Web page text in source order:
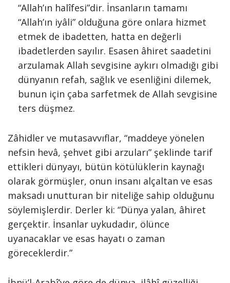
“Allah’ın halîfesi”dir. İnsanların tamamı
“Allah’ın iyâli” olduğuna göre onlara hizmet
etmek de ibadetten, hatta en değerli
ibadetlerden sayılır. Esasen âhiret saadetini
arzulamak Allah sevgisine aykırı olmadığı gibi
dünyanın refah, sağlık ve esenliğini dilemek,
bunun için çaba sarfetmek de Allah sevgisine
ters düşmez.
Zâhidler ve mutasavvıflar, “maddeye yönelen
nefsin hevâ, şehvet gibi arzuları” şeklinde tarif
ettikleri dünyayı, bütün kötülüklerin kaynağı
olarak görmüşler, onun insanı alçaltan ve esas
maksadı unutturan bir niteliğe sahip olduğunu
söylemişlerdir. Derler ki: “Dünya yalan, âhiret
gerçektir. İnsanlar uykudadır, ölünce
uyanacaklar ve esas hayatı o zaman
göreceklerdir.”